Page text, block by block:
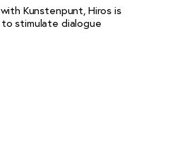
Kunstenpunt, Hiros is
stimulate dialogue